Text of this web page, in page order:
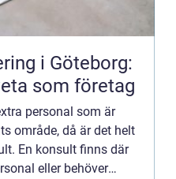
i Göteborg:
som företag
personal som är
område, då är det helt
En konsult finns där
eller behöver